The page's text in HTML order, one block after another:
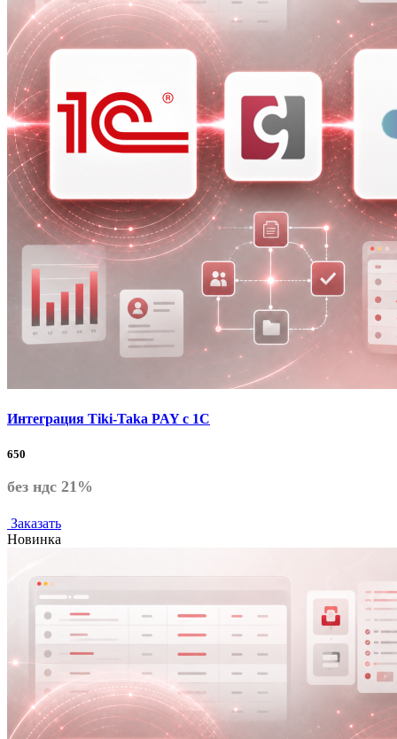
Интеграция Tiki-Taka PAY с 1С
650
без ндс 21%
Заказать
Новинка